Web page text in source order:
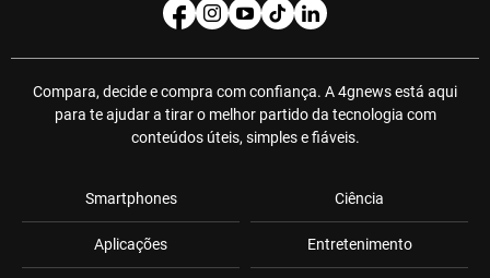
Compara, decide e compra com confiança. A 4gnews está aqui
para te ajudar a tirar o melhor partido da tecnologia com
conteúdos úteis, simples e fiáveis.
Smartphones
Aplicações
Ciência
Entretenimento